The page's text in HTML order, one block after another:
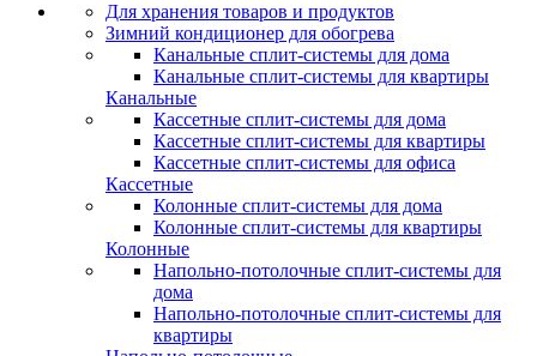
Для хранения товаров и продуктов
Зимний кондиционер для обогрева
Канальные сплит-системы для дома
Канальные сплит-системы для квартиры
Канальные
Кассетные сплит-системы для дома
Кассетные сплит-системы для квартиры
Кассетные сплит-системы для офиса
Кассетные
Колонные сплит-системы для дома
Колонные сплит-системы для квартиры
Колонные
Напольно-потолочные сплит-системы для
дома
Напольно-потолочные сплит-системы для
квартиры